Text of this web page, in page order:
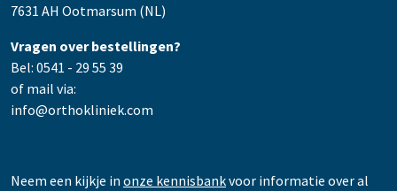
7631 AH Ootmarsum (NL)
Vragen over bestellingen?
Bel: 0541 - 29 55 39
of mail via:
info@orthokliniek.com
Neem een kijkje in onze kennisbankvoor informatie over al